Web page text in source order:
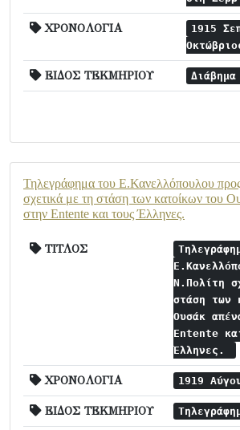
ΧΡΟΝΟΛΟΓΙΑ
1915
ΕΙΔΟΣ ΤΕΚΜΗΡΙΟΥ Διάβημα
Τηλεγράφημα του Ε.Κανελλόπουλου
σχετικά με τη στάση των κατοίκων του
στην Entente και τους Έλληνες.
ΤΙΤΛΟΣ
Ν.Πολίτη
στάση των
Ουσάκ
Entente
Έλληνες.
ΧΡΟΝΟΛΟΓΙΑ 1919
ΕΙΔΟΣ ΤΕΚΜΗΡΙΟΥ